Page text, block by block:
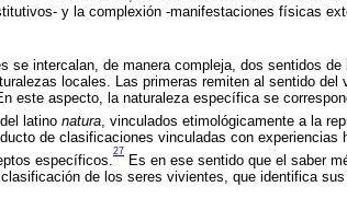
y la complexión -manifestaciones físicas
se intercalan, de manera compleja, dos sentidos
locales. Las primeras remiten al sentido del
este aspecto, la naturaleza específica se
latino natura, vinculados etimológicamente a la
de clasificaciones vinculadas con experiencias
específicos.
27
Es en ese sentido que el saber
de los seres vivientes, que identifica